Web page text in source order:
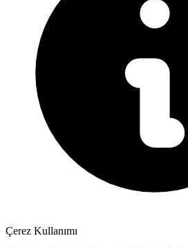
Çerez Kullanımı